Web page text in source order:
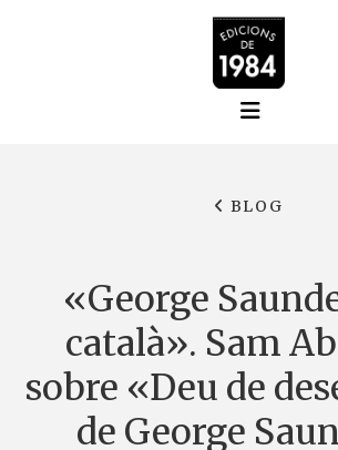
BLOG
«George
català». Sam
sobre «Deu de
de George